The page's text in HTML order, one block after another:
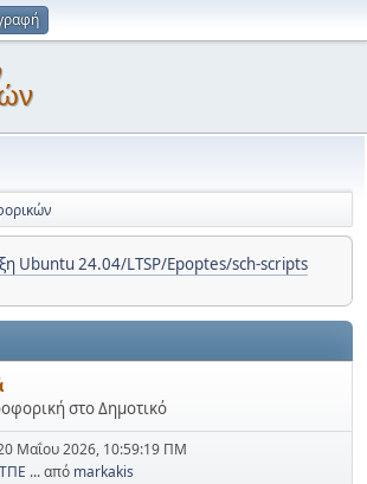
Ubuntu 24.04/LTSP/Epoptes/sch-scripts
στο Δημοτικό
Μαΐου 2026, 10:59:19 ΠΜ
...από markakis